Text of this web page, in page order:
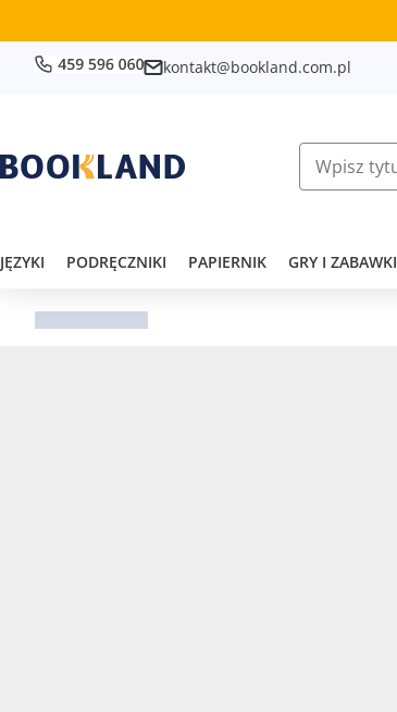
kontakt@bookland.com.pl
JĘZYKI PODRĘCZNIKI PAPIERNIK GRY I ZABAWKI